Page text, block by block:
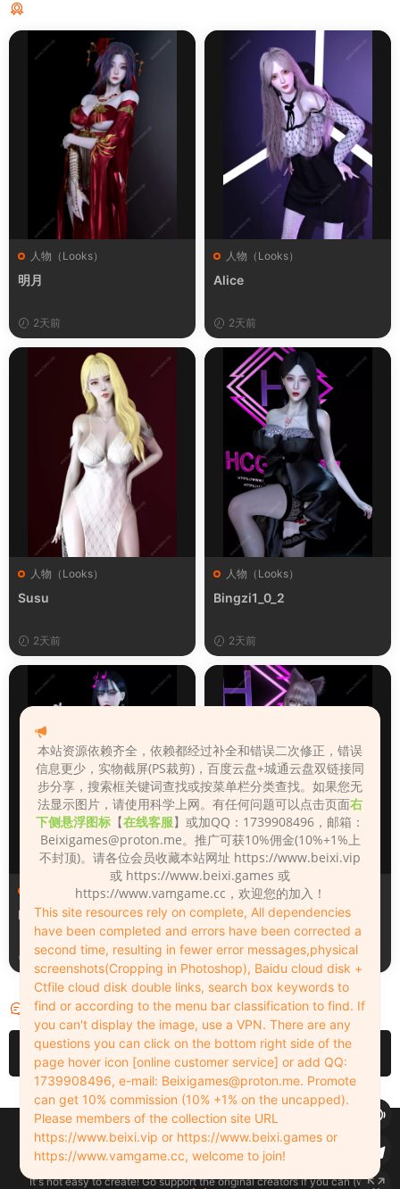
人物（Looks）
明月
2天前
人物（Looks）
Alice
2天前
人物（Looks）
Susu
2天前
人物（Looks）
Bingzi1_0_2
2天前
人物（Looks）
Monica_2_2_2
2天前
人物（Looks）
Lizhen2025
3天前
评论 0
请先登录
Copyleft © 2022-2026 beixi.vip - All Rights Freedom！
创作不易！有能力的同学可以去支持一下原创作者（我们绝对支持），当然
了，您加入这里我们也绝对欢迎！
It's not easy to create! Go support the original creators if you can (we
本站资源依赖齐全，依赖都经过补全和错误二次修正，错误
信息更少，实物截屏(PS裁剪)，百度云盘+城通云盘双链接同
步分享，搜索框关键词查找或按菜单栏分类查找。如果您无
法显示图片，请使用科学上网。有任何问题可以点击页面右
下侧悬浮图标 【在线客服】或加QQ：1739908496，邮箱：
Beixigames@proton.me。推广可获10%佣金(10%+1%上
不封顶)。请各位会员收藏本站网址 https://www.beixi.vip
或 https://www.beixi.games 或
https://www.vamgame.cc，欢迎您的加入！
This site resources rely on complete, All dependencies
have been completed and errors have been corrected a
second time, resulting in fewer error messages,physical
screenshots(Cropping in Photoshop), Baidu cloud disk +
Ctfile cloud disk double links, search box keywords to
find or according to the menu bar classification to find. If
you can't display the image, use a VPN. There are any
questions you can click on the bottom right side of the
page hover icon [online customer service] or add QQ:
1739908496, e-mail: Beixigames@proton.me. Promote
can get 10% commission (10% +1% on the uncapped).
Please members of the collection site URL
https://www.beixi.vip or https://www.beixi.games or
https://www.vamgame.cc, welcome to join!